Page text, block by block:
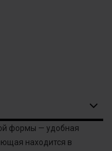
формы — удобная
находится в